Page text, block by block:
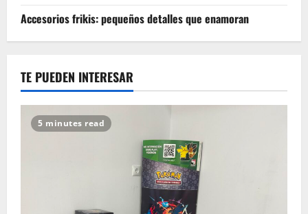
Accesorios frikis: pequeños detalles que enamoran
TE PUEDEN INTERESAR
5 minutes read